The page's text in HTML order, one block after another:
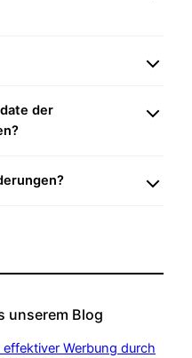
der
unserem Blog
Werbung durch